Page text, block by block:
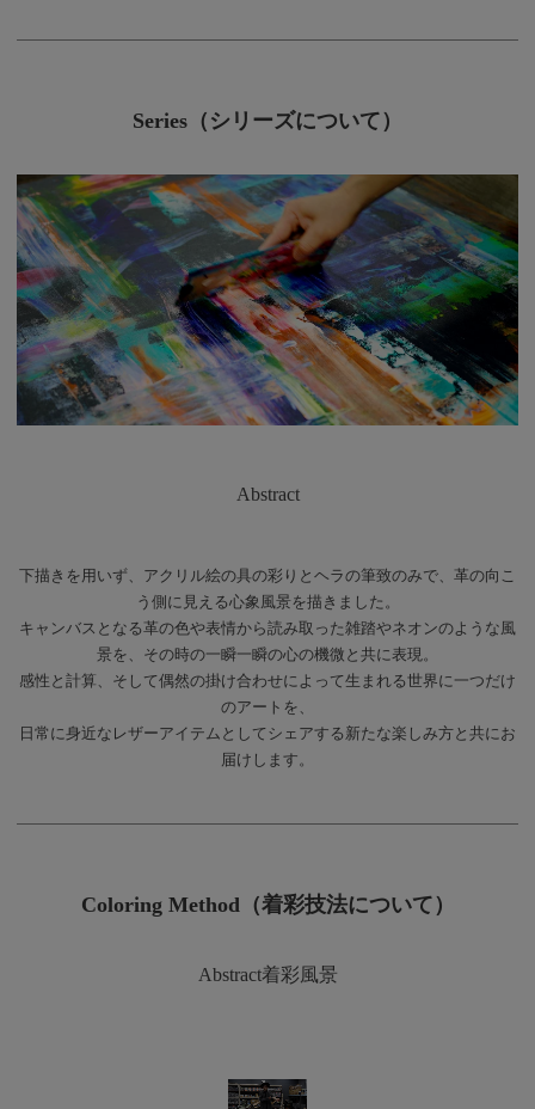
Series（シリーズについて）
Abstract
下描きを用いず、アクリル絵の具の彩りとヘラの筆致のみで、革の向こ
う側に見える心象風景を描きました。
キャンバスとなる革の色や表情から読み取った雑踏やネオンのような風
景を、その時の一瞬一瞬の心の機微と共に表現。
感性と計算、そして偶然の掛け合わせによって生まれる世界に一つだけ
のアートを、
日常に身近なレザーアイテムとしてシェアする新たな楽しみ方と共にお
届けします。
Coloring Method（着彩技法について）
Abstract着彩風景